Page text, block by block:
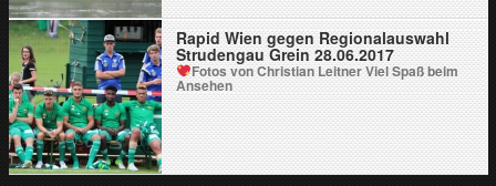
Rapid Wien gegen Regionalauswahl
Strudengau Grein 28.06.2017
Fotos von Christian LeitnerViel Spaß beim
Ansehen